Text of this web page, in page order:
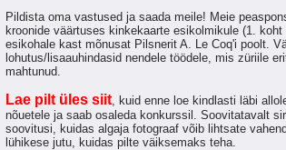
Pildista oma vastused ja saada meile! Meie
kroonide väärtuses kinkekaarte esikolmikule (1.
esikohale kast mõnusat Pilsnerit A. Le Coq'i poolt.
lohutus/lisaauhindasid nendele töödele, mis züriile
mahtunud.
Lae pilt üles siit, kuid enne loe kindlasti läbi
nõuetele ja saab osaleda konkurssil. Soovitatavalt
soovitusi, kuidas algaja fotograaf võib lihtsate
lühikese jutu, kuidas pilte väiksemaks teha.